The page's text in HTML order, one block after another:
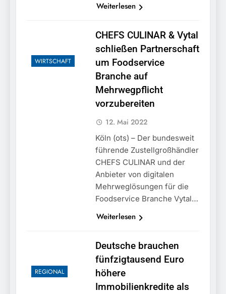
Weiterlesen
WIRTSCHAFT
CHEFS CULINAR & Vytal
schließen Partnerschaft
um Foodservice
Branche auf
Mehrwegpflicht
vorzubereiten
12. Mai 2022
Köln (ots) – Der bundesweit
führende Zustellgroßhändler
CHEFS CULINAR und der
Anbieter von digitalen
Mehrweglösungen für die
Foodservice Branche Vytal…
Weiterlesen
REGIONAL
Deutsche brauchen
fünfzigtausend Euro
höhere
Immobilienkredite als